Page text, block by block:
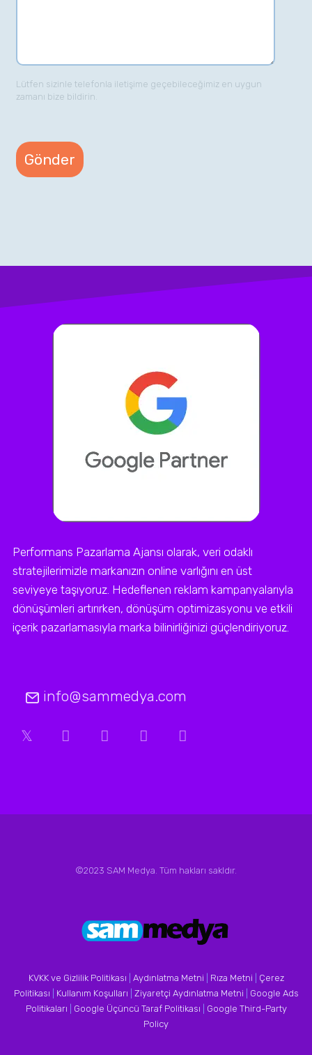
Lütfen sizinle telefonla iletişime geçebileceğimiz en uygun
zamanı bize bildirin.
Performans Pazarlama Ajansı olarak, veri odaklı
stratejilerimizle markanızın online varlığını en üst
seviyeye taşıyoruz. Hedeflenen reklam kampanyalarıyla
dönüşümleri artırırken, dönüşüm optimizasyonu ve etkili
içerik pazarlamasıyla marka bilinirliğinizi güçlendiriyoruz.
info@sammedya.com
©2023 SAM Medya. Tüm hakları sakldır.
KVKK ve Gizlilik Politikası Aydınlatma Metni Rıza Metni
Çerez
Politikası
Kullanım Koşulları Ziyaretçi Aydınlatma Metni
Google Ads
Politikaları
Google Üçüncü Taraf Politikası
Google Third-Party
Policy